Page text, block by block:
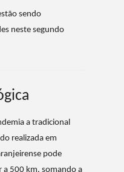
sendo
neste segundo
a tradicional
realizada em
pode
a 500 km, somando a